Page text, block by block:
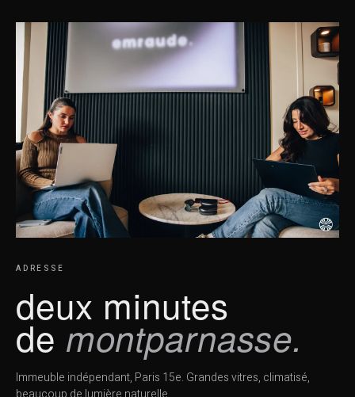
ADRESSE
deux minutes
demontparnasse.
Immeuble indépendant, Paris 15e. Grandes vitres, climatisé,